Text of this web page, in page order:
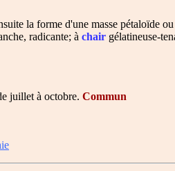
la forme d'une masse pétaloïde
radicante; à chair gélatineuse-
juillet à octobre. Commun